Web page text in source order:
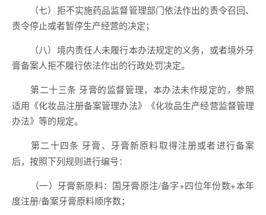
（七）拒不实施药品监督管理部门依法作出的责令召回、
责令停止或者暂停生产经营的决定；
（八）境内责任人未履行本办法规定的义务，或者境外牙
膏备案人拒不履行依法作出的行政处罚决定。
第二十三条 牙膏的监督管理，本办法未作规定的，参照
适用《化妆品注册备案管理办法》《化妆品生产经营监督管理
办法》等的规定。
第二十四条 牙膏、牙膏新原料取得注册或者进行备案
后，按照下列规则进行编号：
（一）牙膏新原料：国牙膏原注/备字+四位年份数+本年
度注册/备案牙膏原料顺序数；